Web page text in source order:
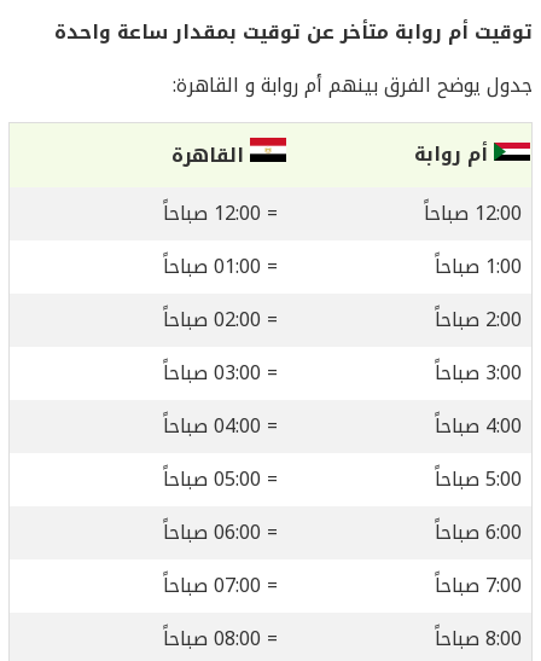
توقيت أم روابة متأخر عن توقيت بمقدار ساعة واحدة
جدول يوضح الفرق بينهم أم روابة و القاهرة:
أم روابة
القاهرة
12:00 صباحاً
= 12:00 صباحاً
1:00 صباحاً
= 01:00 صباحاً
2:00 صباحاً
= 02:00 صباحاً
3:00 صباحاً
= 03:00 صباحاً
4:00 صباحاً
= 04:00 صباحاً
5:00 صباحاً
= 05:00 صباحاً
6:00 صباحاً
= 06:00 صباحاً
7:00 صباحاً
= 07:00 صباحاً
8:00 صباحاً
= 08:00 صباحاً